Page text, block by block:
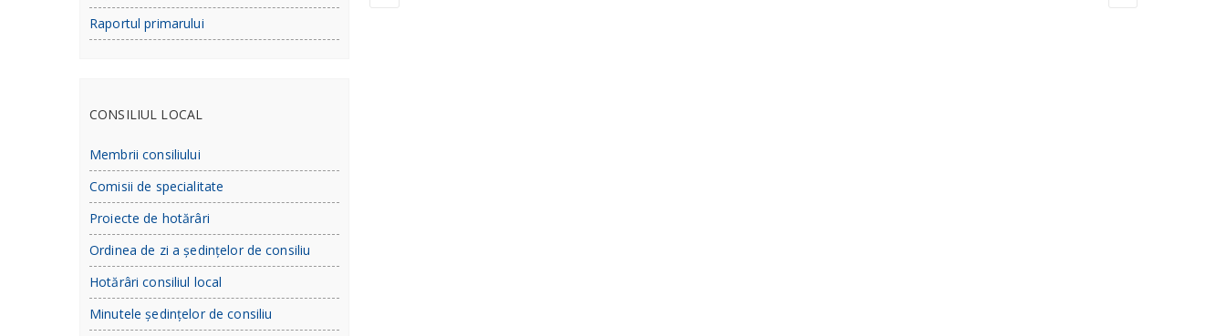
Raportul primarului
CONSILIUL LOCAL
Membrii consiliului
Comisii de specialitate
Proiecte de hotărâri
Ordinea de zi a ședințelor de consiliu
Hotărâri consiliul local
Minutele ședințelor de consiliu